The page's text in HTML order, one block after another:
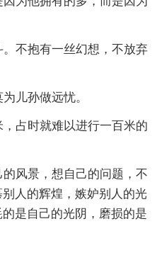
不抱有一丝幻想，不放弃
儿孙做远忧。
占时就难以进行一百米的
风景，想自己的问题，不
人的辉煌，嫉妒别人的光
是自己的光阴，磨损的是